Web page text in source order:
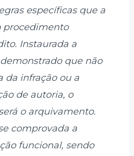
específicas que a
procedimento
Instaurada a
que não
da infração ou a
de autoria, o
o arquivamento.
comprovada a
funcional, sendo